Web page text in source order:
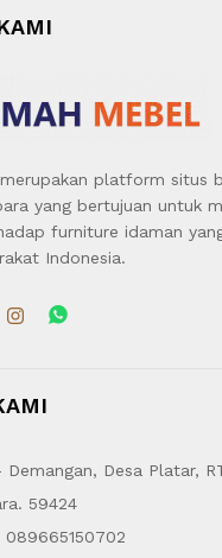
platform situs
yang bertujuan untuk
furniture idaman
Indonesia.
Desa Platar,
59424
089665150702